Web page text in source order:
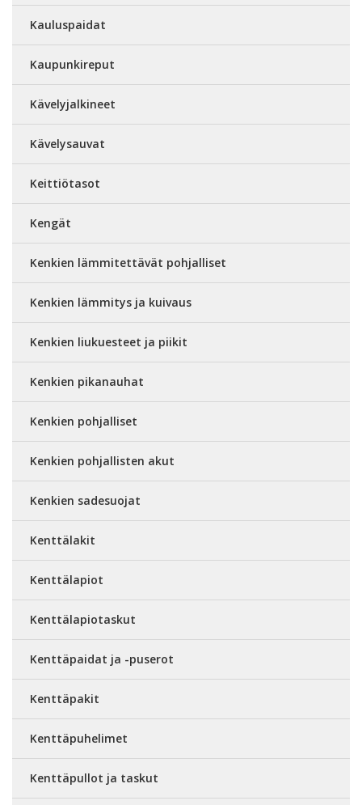
Kauluspaidat
Kaupunkireput
Kävelyjalkineet
Kävelysauvat
Keittiötasot
Kengät
Kenkien lämmitettävät pohjalliset
Kenkien lämmitys ja kuivaus
Kenkien liukuesteet ja piikit
Kenkien pikanauhat
Kenkien pohjalliset
Kenkien pohjallisten akut
Kenkien sadesuojat
Kenttälakit
Kenttälapiot
Kenttälapiotaskut
Kenttäpaidat ja -puserot
Kenttäpakit
Kenttäpuhelimet
Kenttäpullot ja taskut